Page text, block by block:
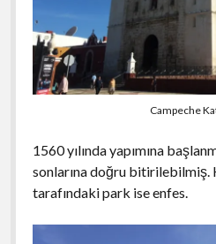
Campeche
1560 yılında yapımına
sonlarına doğru bitirilebilmiş.
tarafındaki park ise enfes.